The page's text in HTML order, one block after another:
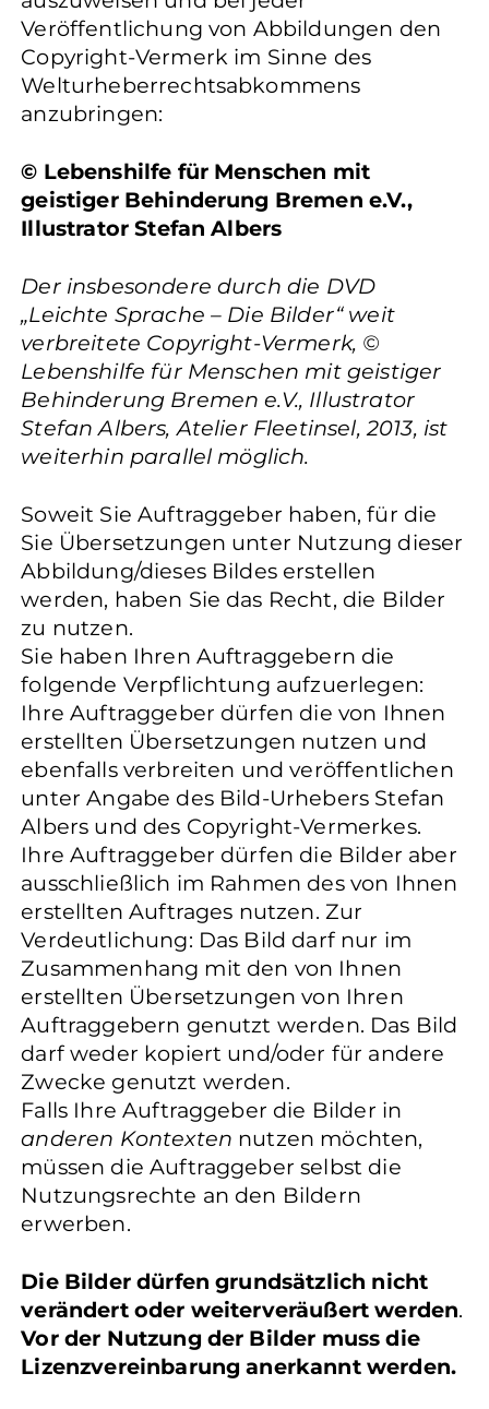
Veröffentlichung von Abbildungen den
Copyright-Vermerk im Sinne des
Welturheberrechtsabkommens
anzubringen:
© Lebenshilfe für Menschen mit
geistiger Behinderung Bremen e.V.,
Illustrator Stefan Albers
Der insbesondere durch die DVD
„Leichte Sprache – Die Bilder“ weit
verbreitete Copyright-Vermerk, ©
Lebenshilfe für Menschen mit geistiger
Behinderung Bremen e.V., Illustrator
Stefan Albers, Atelier Fleetinsel, 2013, ist
weiterhin parallel möglich.
Soweit Sie Auftraggeber haben, für die
Sie Übersetzungen unter Nutzung dieser
Abbildung/dieses Bildes erstellen
werden, haben Sie das Recht, die Bilder
zu nutzen.
Sie haben Ihren Auftraggebern die
folgende Verpflichtung aufzuerlegen:
Ihre Auftraggeber dürfen die von Ihnen
erstellten Übersetzungen nutzen und
ebenfalls verbreiten und veröffentlichen
unter Angabe des Bild-Urhebers Stefan
Albers und des Copyright-Vermerkes.
Ihre Auftraggeber dürfen die Bilder aber
ausschließlich im Rahmen des von Ihnen
erstellten Auftrages nutzen. Zur
Verdeutlichung: Das Bild darf nur im
Zusammenhang mit den von Ihnen
erstellten Übersetzungen von Ihren
Auftraggebern genutzt werden. Das Bild
darf weder kopiert und/oder für andere
Zwecke genutzt werden.
Falls Ihre Auftraggeber die Bilder in
anderen Kontexten nutzen möchten,
müssen die Auftraggeber selbst die
Nutzungsrechte an den Bildern
erwerben.
Die Bilder dürfen grundsätzlich nicht
verändert oder weiterveräußert werden.
Vor der Nutzung der Bilder muss die
Lizenzvereinbarung anerkannt werden.